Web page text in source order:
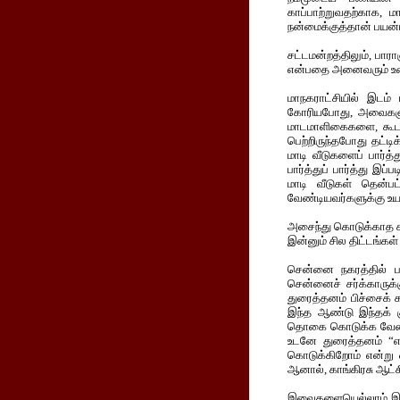
நன்மைக்குத்தான்
சட்டமன்றத்திலும்,
என்பதை அனைவரும்
மாநகராட்சியில்
கோரியபோது,
மாடமாளிகைகளை,
பெற்றிருந்தபோது
மாடி வீடுகளைப்
பார்த்துப் பார்த்து
மாடி வீடுகள்
வேண்டியவர்களுக்கு
அசைந்து கொடுக்காத
இன்னும் சில
சென்னை நகரத்தில்
சென்னைச்
துரைத்தனம் பிச்சைக்
இந்த ஆண்டு இந்தக்
தொகை கொடுக்க
உடனே துரைத்தனம்
கொடுக்கிறோம்
ஆனால், காங்கிரசு